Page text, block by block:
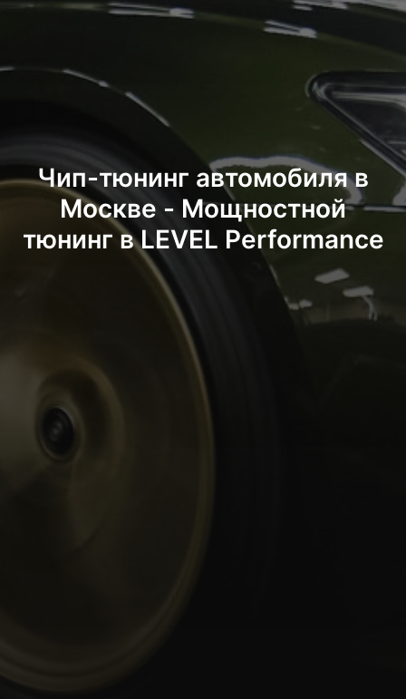
Чип-тюнинг автомобиля в
Москве - Мощностной
тюнинг в LEVEL Performance